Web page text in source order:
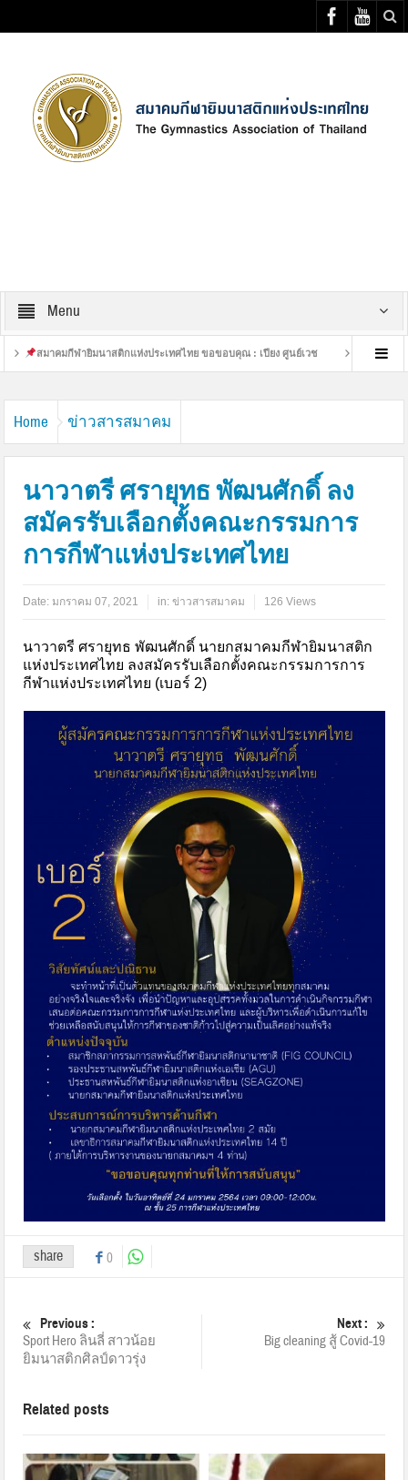
Menu
มาคมกีฬายิมนาสติกแห่งประเทศไทย ขอขอบคุณ : เปียง ศูนย์เวช เสร็จสิ้นการฝึก
Home ข่าวสารสมาคม
นาวาตรี ศรายุทธ พัฒนศักดิ์ ลง
สมัครรับเลือกตั้งคณะกรรมการ
การกีฬาแห่งประเทศไทย
Date: มกราคม 07, 2021 in:ข่าวสารสมาคม 126 Views
นาวาตรี ศรายุทธ พัฒนศักดิ์ นายกสมาคมกีฬายิมนาสติก
แห่งประเทศไทย ลงสมัครรับเลือกตั้งคณะกรรมการการ
กีฬาแห่งประเทศไทย (เบอร์ 2)
share 0
Previous :
Sport Hero ลินลี่ สาวน้อย
ยิมนาสติกศิลป์ดาวรุ่ง
Next :
Big cleaning สู้ Covid-19
Related posts